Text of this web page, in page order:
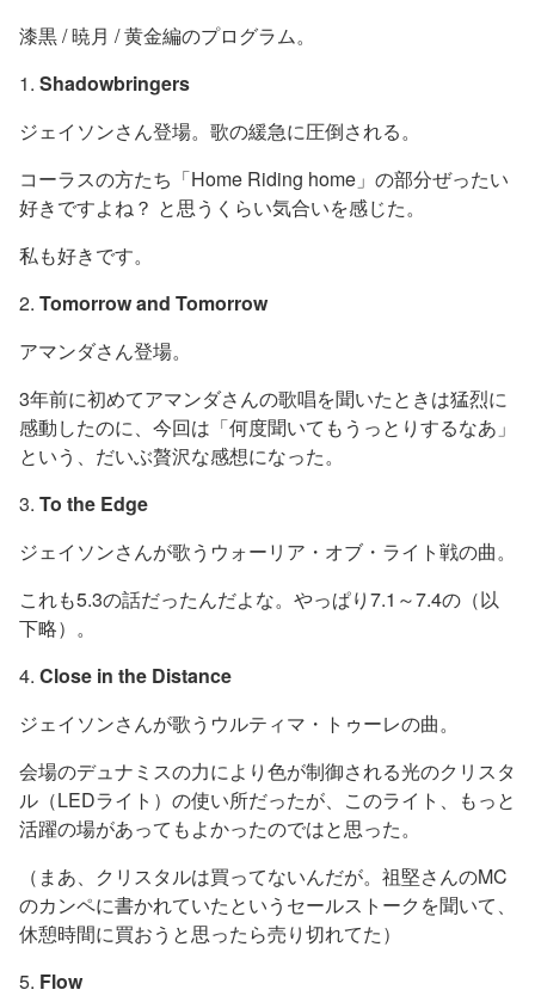
漆黒 / 暁月 / 黄金編のプログラム。
1. Shadowbringers
ジェイソンさん登場。歌の緩急に圧倒される。
コーラスの方たち「Home Riding home」の部分ぜったい
好きですよね？ と思うくらい気合いを感じた。
私も好きです。
2. Tomorrow and Tomorrow
アマンダさん登場。
3年前に初めてアマンダさんの歌唱を聞いたときは猛烈に
感動したのに、今回は「何度聞いてもうっとりするなあ」
という、だいぶ贅沢な感想になった。
3. To the Edge
ジェイソンさんが歌うウォーリア・オブ・ライト戦の曲。
これも5.3の話だったんだよな。やっぱり7.1～7.4の（以
下略）。
4. Close in the Distance
ジェイソンさんが歌うウルティマ・トゥーレの曲。
会場のデュナミスの力により色が制御される光のクリスタ
ル（LEDライト）の使い所だったが、このライト、もっと
活躍の場があってもよかったのではと思った。
（まあ、クリスタルは買ってないんだが。祖堅さんのMC
のカンペに書かれていたというセールストークを聞いて、
休憩時間に買おうと思ったら売り切れてた）
5. Flow